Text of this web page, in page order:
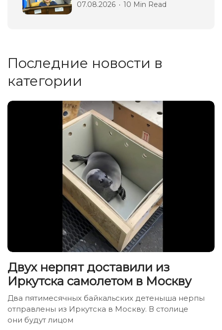
07.08.2026 10 Min Read
Последние новости в
категории
Двух нерпят доставили из
Иркутска самолетом в Москву
Два пятимесячных байкальских детеныша нерпы
отправлены из Иркутска в Москву. В столице
они будут лицом